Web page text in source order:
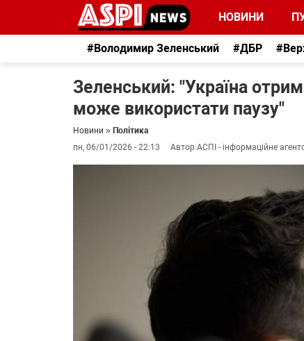
НОВИНИ
#Володимир Зеленський #ДБР
Зеленський: "Україна
може використати паузу"
Новини » Політика
пн, 06/01/2026 - 22:13
Автор:АСПІ - інформаційне